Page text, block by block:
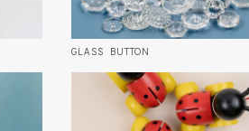
GLASS BUTTON